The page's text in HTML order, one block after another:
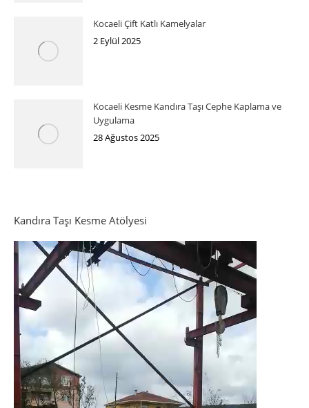
Kocaeli Çift Katlı Kamelyalar
2 Eylül 2025
Kocaeli Kesme Kandıra Taşı Cephe Kaplama ve
Uygulama
28 Ağustos 2025
Kandıra Taşı Kesme Atölyesi